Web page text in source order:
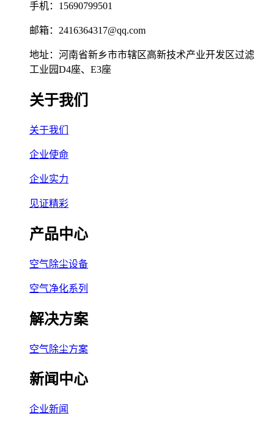
手机：15690799501
邮箱：2416364317@qq.com
地址：河南省新乡市市辖区高新技术产业开发区过滤
工业园D4座、E3座
关于我们
关于我们
企业使命
企业实力
见证精彩
产品中心
空气除尘设备
空气净化系列
解决方案
空气除尘方案
新闻中心
企业新闻